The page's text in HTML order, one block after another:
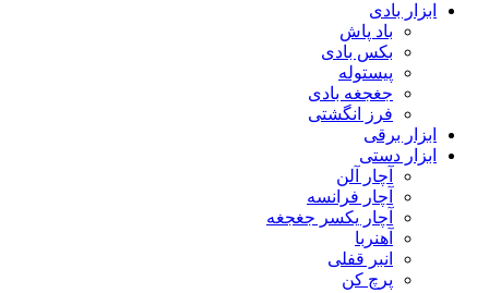
ابزار بادی
باد پاش
بکس بادی
پیستوله
جغجغه بادی
فرز انگشتی
ابزار برقی
ابزار دستی
آچار آلن
آچار فرانسه
آچار یکسر جغجغه
آهنربا
انبر قفلی
پرچ کن